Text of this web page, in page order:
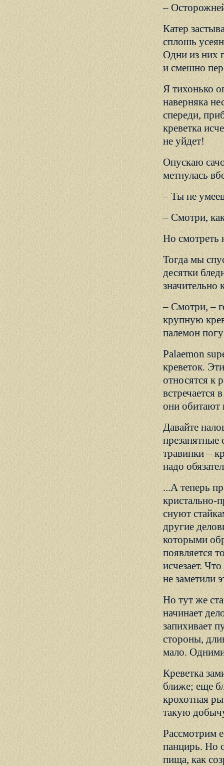
–
Катер
сплошь
Одни из них
и смешно
Я тихонько
наверняка
спереди,
креветка
не уйдет!
Опускаю
метнулась
– Ты не
– Смотри,
Но смотреть
Тогда мы
десятки
значительно
– Смотри, –
крупную
палемон
Palaemon
креветок.
относятся к
встречается
они обитают
Давайте
презанятные
травинки –
надо
...А теперь
кристально-
снуют
другие
которыми
появляется
исчезает.
не заметили
Но тут же
начинает
запихивает
стороны,
мало.
Креветка
ближе; еще
крохотная
такую
Рассмотрим
панцирь. Но
пища, как